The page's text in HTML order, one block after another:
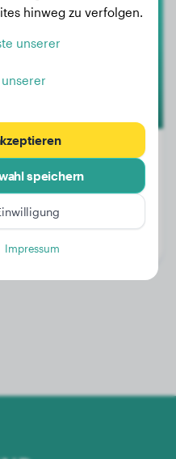
13 kg
2 Jahre, 8 Monate
hinweg zu verfolgen.
unserer
speichern
Impressum